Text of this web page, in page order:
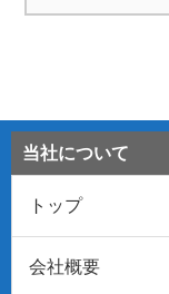
当社について
トップ
会社概要